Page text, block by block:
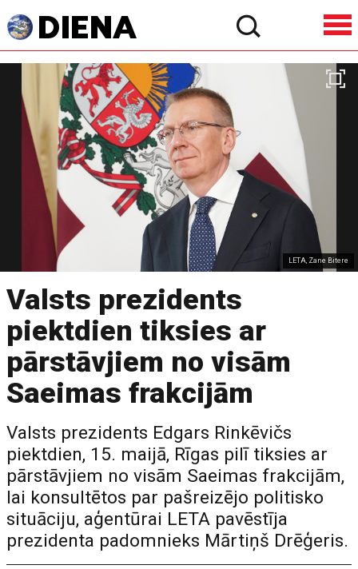
LETA, Zane Bitere
Valsts prezidents
piektdien tiksies ar
pārstāvjiem no visām
Saeimas frakcijām
Valsts prezidents Edgars Rinkēvičs
piektdien, 15. maijā, Rīgas pilī tiksies ar
pārstāvjiem no visām Saeimas frakcijām,
lai konsultētos par pašreizējo politisko
situāciju, aģentūrai LETA pavēstīja
prezidenta padomnieks Mārtiņš Drēģeris.